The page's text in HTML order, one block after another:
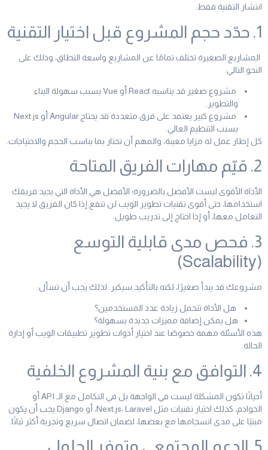
انتشار التقنية فقط:
1. حدّد حجم المشروع قبل اختيار التقنية
المشاريع الصغيرة تختلف تمامًا عن المشاريع واسعة النطاق، وذلك على
النحو التالي:
مشروع صغير قد يناسبه React أو Vue بسبب سهولة البناء
والتطوير.
مشروع كبير يعتمد على فرق متعددة قد يحتاج Angular أو Next.js
بسبب التنظيم العالي.
كل إطار عمل له مزايا معينة، والمهم أن تختار بما يناسب الحجم والاحتياجات.
2. قيّم مهارات الفريق المتاحة
الأداة الأقوى ليست الأفضل بالضرورة؛ الأفضل هي الأداة التي يجيد فريقك
استخدامها، حتى أقوى تقنيات تطوير الويب لن تنفع إذا كان الفريق لا يجيد
التعامل معها، أو إذا احتاج إلى تدريب طويل.
3. فحص مدى قابلية التوسع
(Scalability)
مشروعك قد يبدأ صغيرًا، لكنه بالتأكيد سيكبر. لذلك يجب أن تسأل:
هل الأداة تتحمل زيادة عدد المستخدمين؟
هل يمكن إضافة مميزات جديدة بسهولة؟
هذه الأسئلة مهمة خصوصًا عند اختيار أدوات تطوير تطبيقات الويب أو إدارة
الحالة.
4. التوافق مع بنية المشروع الخلفية
أحيانًا تكون المشكلة ليست في الواجهة بل في التكامل مع الـ API أو
الخوادم، كذلك اختيار تقنيات مثل Next.js، Laravel، أو Django يجب أن يكون
مبنيًا على مدى انسجامها مع بعضها، لضمان اتصال سريع وتجربة أكثر ثباتًا.
5. الدعم المجتمعي وتوفر الحلول